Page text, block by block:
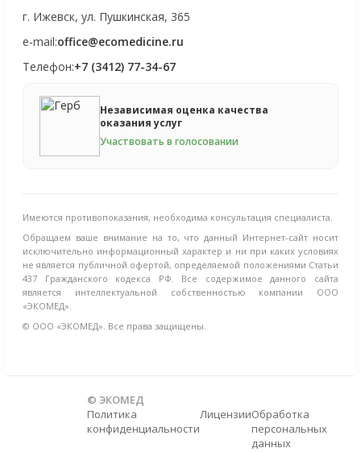
г. Ижевск, ул. Пушкинская, 365
e-mail:office@ecomedicine.ru
Телефон:+7 (3412) 77-34-67
Независимая оценка качества
оказания услуг
Участвовать в голосовании
Имеются противопоказания, необходима консультация специалиста.
Обращаем ваше внимание на то, что данный Интернет-сайт носит
исключительно информационный характер и ни при каких условиях
не является публичной офертой, определяемой положениями Статьи
437 Гражданского кодекса РФ. Все содержимое данного сайта
является интеллектуальной собственностью компании ООО
«ЭКОМЕД».
© ООО «ЭКОМЕД». Все права защищены.
© ЭКОМЕД
Политика
конфиденциальности
ЛицензииОбработка
персональных
данных